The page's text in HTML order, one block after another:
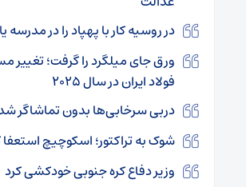
در روسیه کار با پهپاد را در مدرسه
ورق جای میلگرد را گرفت؛ تغییر
فولاد ایران در سال ۲۰۲۵
دربی سرخابی‌ها بدون تماشاگر
شوک به تراکتور؛ اسکوچیچ استعفا
وزیر دفاع کره جنوبی خودکشی کرد